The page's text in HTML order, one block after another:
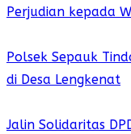
Perjudian kepada
Polsek Sepauk
di Desa Lengkenat
Jalin Solidaritas